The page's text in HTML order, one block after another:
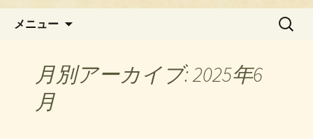
メニュー
検
月別アーカイブ: 2025年6
月